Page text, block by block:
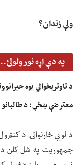
ولې زندان؟
په دې اړه نور
د تاوتریخوالي یوه
معترضې ښځې: د طالبانو
د لویې څارنوالۍ د
جمهوریت په شل کلن